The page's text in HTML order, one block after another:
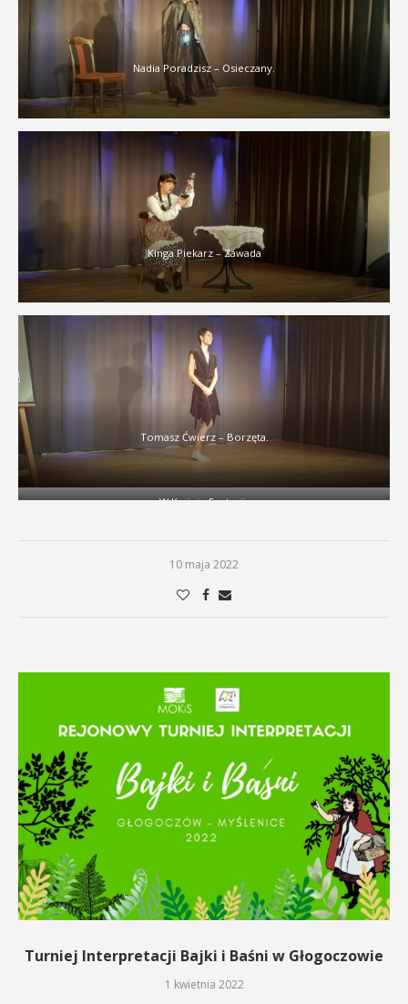
Nadia Poradzisz – Osieczany.
Kinga Piekarz – Zawada
Tomasz Ćwierz – Borzęta.
W Krainie Fantazji.
10 maja 2022
Turniej Interpretacji Bajki i Baśni w Głogoczowie
1 kwietnia 2022